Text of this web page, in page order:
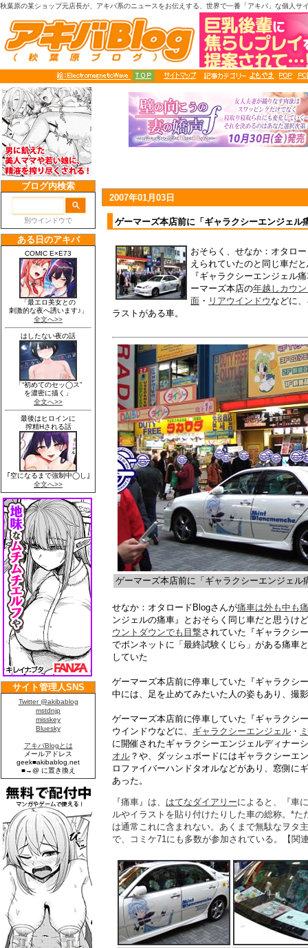
秋葉原の某ショップ元店長が、アキバ系のニュースをお伝えする、世界で一番「アキバ」な個人サ
2007年01月03日
ゲーマーズ本店前に「ギャラクシーエンジェル
おそらく、せなか：オタロ
えられていたのと同じ車だ
『ギャラクシーエンジェル
ーマーズ本店の年越しカウ
面 ・ リアウインドウなどに
ラストがある車。
ゲーマーズ本店前に「ギャラクシーエンジェ
せなか：オタロードBlogさんが痛車は外も中も
ンジェルの痛車』とおそらく同じ車だと思うけ
ウントダウンでも目撃されていた『ギャラクシ
でボンネットに「最終試験くじら」がある痛車
していた
ゲーマーズ本店前に停車していた『ギャラクシ
中には、足を止めてみたいた人の姿もあり、撮
ゲーマーズ本店前に停車していた『ギャラクシ
ウインドウなどに、 ギャラクシーエンジェル ・
に開催されたギャラクシーエンジェルディナー
オル ？や、ダッシュボードにはギャラクシーエ
ロファイバーハンドタオルなどがあり、窓側に
あった。
『痛車』は、 はてなダイアリーによると、『車
ルやイラストを貼り付けたりした車の総称。*
は通常これに含まれない。あくまで無駄なヲタ
で、コミケ71にも多数が参加されている。【関